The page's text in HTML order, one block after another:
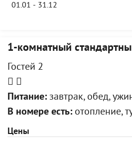
01.01 - 31.12
1-комнатный
Гостей 2
Питание: завтрак, обед,
В номере есть: отопление,
Цены